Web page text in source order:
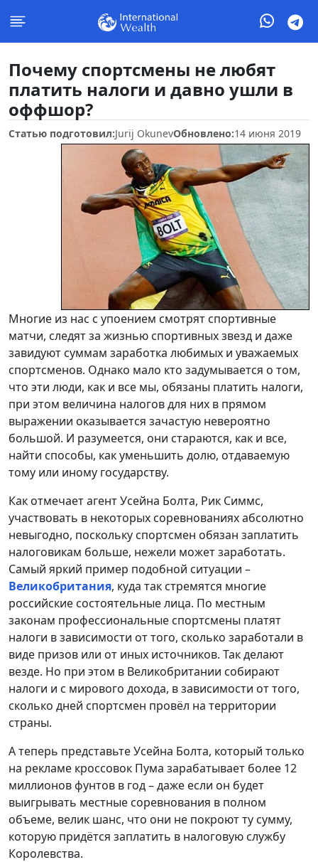
Почему спортсмены не любят
платить налоги и давно ушли в
оффшор?
Статью подготовил:Jurij OkunevОбновлено:14 июня 2019
Многие из нас с упоением смотрят спортивные
матчи, следят за жизнью спортивных звезд и даже
завидуют суммам заработка любимых и уважаемых
спортсменов. Однако мало кто задумывается о том,
что эти люди, как и все мы, обязаны платить налоги,
при этом величина налогов для них в прямом
выражении оказывается зачастую невероятно
большой. И разумеется, они стараются, как и все,
найти способы, как уменьшить долю, отдаваемую
тому или иному государству.
Как отмечает агент Усейна Болта, Рик Симмс,
участвовать в некоторых соревнованиях абсолютно
невыгодно, поскольку спортсмен обязан заплатить
налоговикам больше, нежели может заработать.
Самый яркий пример подобной ситуации –
Великобритания, куда так стремятся многие
российские состоятельные лица. По местным
законам профессиональные спортсмены платят
налоги в зависимости от того, сколько заработали в
виде призов или от иных источников. Так делают
везде. Но при этом в Великобритании собирают
налоги и с мирового дохода, в зависимости от того,
сколько дней спортсмен провёл на территории
страны.
А теперь представьте Усейна Болта, который только
на рекламе кроссовок Пума зарабатывает более 12
миллионов фунтов в год – даже если он будет
выигрывать местные соревнования в полном
объеме, велик шанс, что они не покроют ту сумму,
которую придётся заплатить в налоговую службу
Королевства.